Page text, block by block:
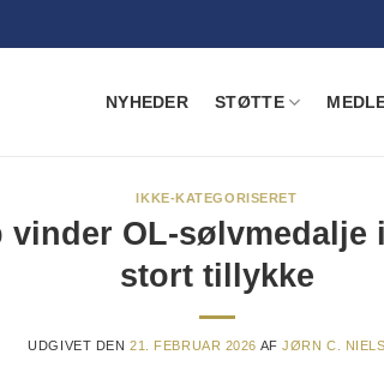
NYHEDER STØTTE
IKKE-KATEGORISERET
OL-sølvmedalje
stort tillykke
UDGIVET DEN21. FEBRUAR 2026 AFJØRN C.